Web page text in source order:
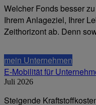
Welcher Fonds besser
Ihrem Anlageziel, Ihrer
Zeithorizont ab. Denn
mein Unternehmen
E-Mobilität für
Juli 2026
Steigende